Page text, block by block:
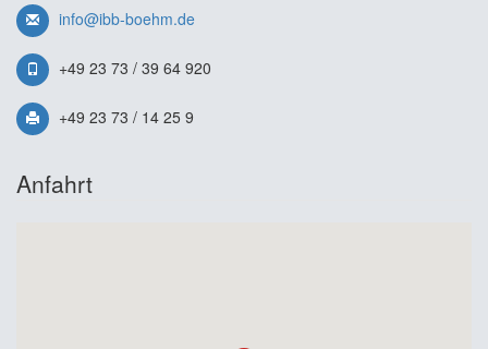
info@ibb-boehm.de
+49 23 73 / 39 64 920
+49 23 73 / 14 25 9
Anfahrt